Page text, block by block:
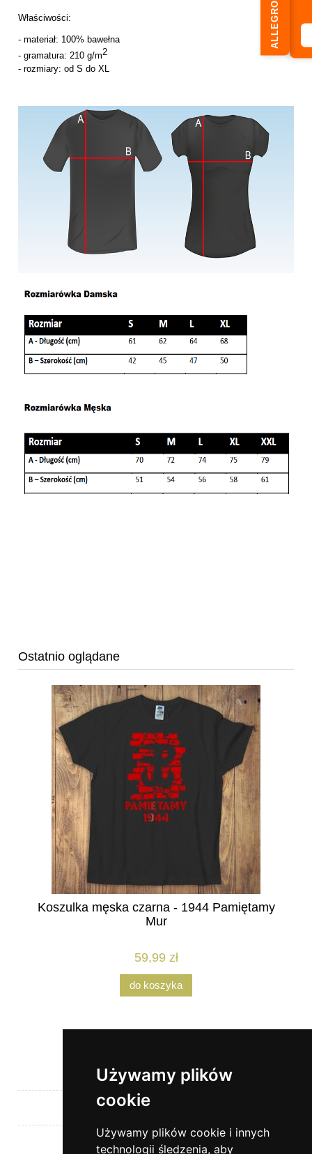
Używamy plików
cookie
Używamy plików cookie i innych
technologii śledzenia, aby
Właściwości:
- materiał: 100% bawełna
- gramatura: 210 g/m2
- rozmiary: od S do XL
Ostatnio oglądane
Koszulka męska czarna - 1944 Pamiętamy
Mur
59,99 zł
do koszyka
Pomoc
Moje konto
Płatności i dostawa
ALLEGRO